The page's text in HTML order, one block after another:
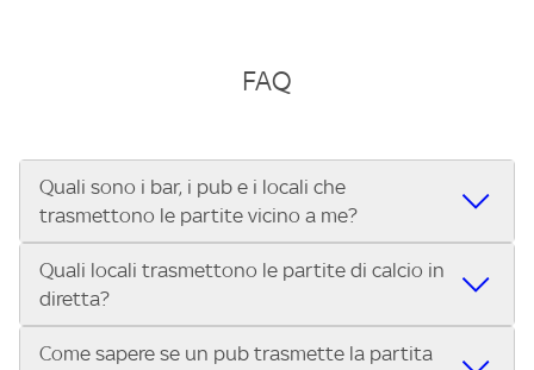
FAQ
Quali sono i bar, i pub e i locali che
trasmettono le partite vicino a me?
Se cerchi un bar, pub, ristorante o locale vicino a te per
vedere le partite di Serie A ENILIVE, la Serie C Sky Wifi, la
UEFA Champions League, la UEFA Europa League, la UEFA
Conference League, il Tennis, la Formula 1®, la MotoGP™ e
Quali locali trasmettono le partite di calcio in
diretta?
Vuoi sapere quali bar, pub o ristoranti mostrano le partite
Come sapere se un pub trasmette la partita